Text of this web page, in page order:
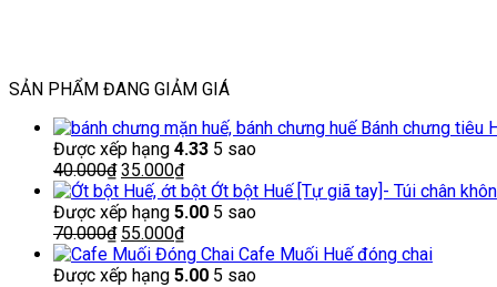
SẢN PHẨM ĐANG GIẢM GIÁ
Bánh chưng tiêu
Được xếp hạng 4.33 5 sao
40.000₫ Giá
gốc
là:
40.000₫.
35.000₫Giá
hiện
tại
là:
35.000₫.
Ớt bột Huế [Tự giã tay]- Túi chân
Được xếp hạng 5.00 5 sao
70.000₫ Giá
gốc
là:
55.000₫Giá
hiện
tại
Cafe Muối Huế đóng chai
Được xếp hạng 5.00 5 sao